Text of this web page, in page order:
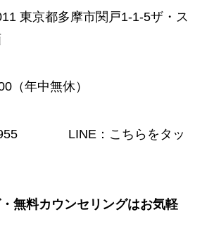
東京都多摩市関戸1-1-5ザ・ス
（年中無休）
LINE： こちらをタッ
無料カウンセリングはお気軽